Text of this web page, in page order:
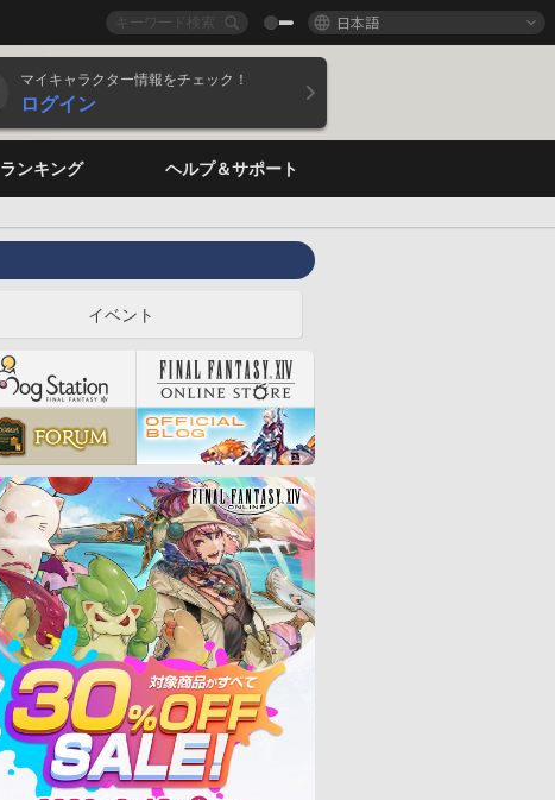
日本語
マイキャラクター情報をチェック！
ログイン
ランキング ヘルプ＆サポート
イベント